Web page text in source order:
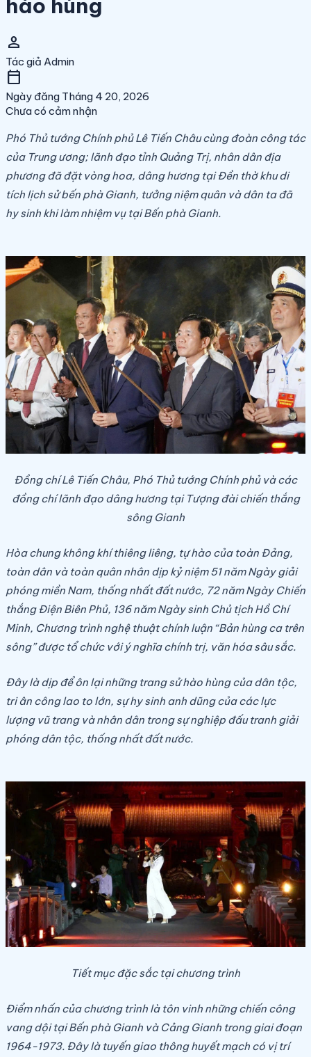
hào hùng
person
Tác giả Admin
calendar_today
Ngày đăng Tháng 4 20, 2026
Chưa có cảm nhận
Phó Thủ tướng Chính phủ Lê Tiến Châu cùng đoàn công tác
của Trung ương; lãnh đạo tỉnh Quảng Trị, nhân dân địa
phương đã đặt vòng hoa, dâng hương tại Đền thờ khu di
tích lịch sử bến phà Gianh, tưởng niệm quân và dân ta đã
hy sinh khi làm nhiệm vụ tại Bến phà Gianh.
Đồng chí Lê Tiến Châu, Phó Thủ tướng Chính phủ và các
đồng chí lãnh đạo dâng hương tại Tượng đài chiến thắng
sông Gianh
Hòa chung không khí thiêng liêng, tự hào của toàn Đảng,
toàn dân và toàn quân nhân dịp kỷ niệm 51 năm Ngày giải
phóng miền Nam, thống nhất đất nước, 72 năm Ngày Chiến
thắng Điện Biên Phủ, 136 năm Ngày sinh Chủ tịch Hồ Chí
Minh, Chương trình nghệ thuật chính luận “Bản hùng ca trên
sông” được tổ chức với ý nghĩa chính trị, văn hóa sâu sắc.
Đây là dịp để ôn lại những trang sử hào hùng của dân tộc,
tri ân công lao to lớn, sự hy sinh anh dũng của các lực
lượng vũ trang và nhân dân trong sự nghiệp đấu tranh giải
phóng dân tộc, thống nhất đất nước.
Tiết mục đặc sắc tại chương trình
Điểm nhấn của chương trình là tôn vinh những chiến công
vang dội tại Bến phà Gianh và Cảng Gianh trong giai đoạn
1964-1973. Đây là tuyến giao thông huyết mạch có vị trí